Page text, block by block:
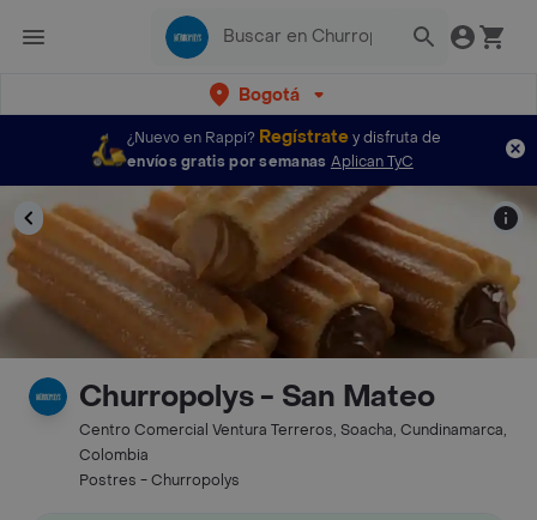
Bogotá
¿Nuevo en Rappi? Regístratey disfruta de
envíos gratis por semanas Aplican TyC
Churropolys - San Mateo
Centro Comercial Ventura Terreros, Soacha, Cundinamarca,
Colombia
Postres - Churropolys